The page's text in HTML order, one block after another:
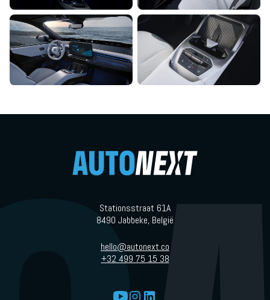
Stationsstraat 61A
8490 Jabbeke, België
hello@autonext.co
+32 499 75 15 38